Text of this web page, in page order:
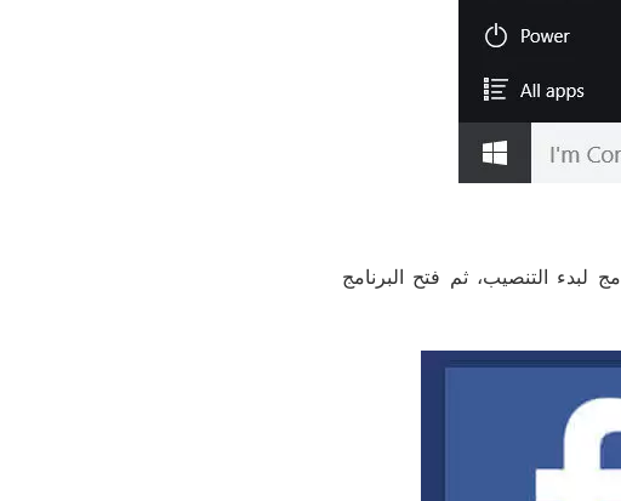
لبدء التنصيب، ثم فتح البرنامج